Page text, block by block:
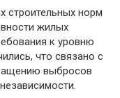
строительных норм
жилых
к уровню
что связано с
выбросов